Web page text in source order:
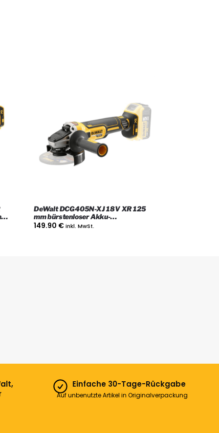
DeWalt DCG405N-XJ 18V XR 125
mm bürstenloser Akku-
Winkelschleifer, Nur das Gerät
149.90 €inkl. MwSt.
Einfache 30-Tage-Rückgabe
Auf unbenutzte Artikel in Originalverpackung